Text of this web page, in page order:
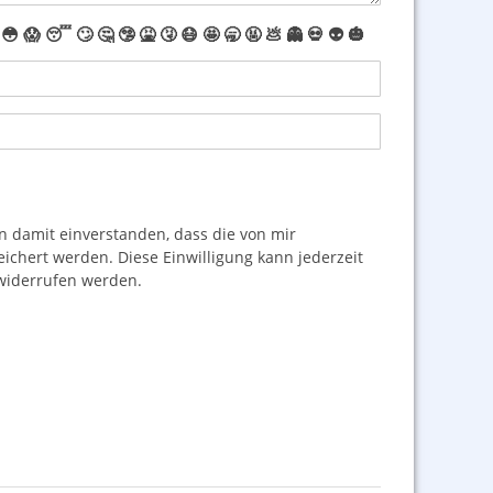
😳 😱 😴 🙄 🤔 🤥 🤮 🤧 😷 🤩 🥱 🤬 💩 👻 💀 👽 🎃
einverstanden, dass die von mir
werden. Diese Einwilligung kann jederzeit
werden.